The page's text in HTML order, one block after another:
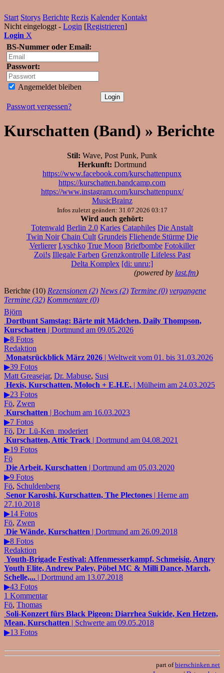
Start Storys Berichte Rezis Kalender Kontakt
Nicht eingeloggt - Login [Registrieren]
Login X
BS-Nummer oder Email:
Passwort:
Angemeldet bleiben
Passwort vergessen?
Kurschatten (Band) » Berichte
Stil: Wave, Post Punk, Punk
Herkunft: Dortmund
https://www.facebook.com/kurschattenpunx
https://kurschatten.bandcamp.com
https://www.instagram.com/kurschattenpunx/
MusicBrainz
Infos zuletzt geändert: 31.07.2026 03:17
Wird auch gehört:
Totenwald Berlin 2.0 Karies Cataphiles Die Anstalt
Twin Noir Chain Cult Grundeis Fliehende Stürme Die
Verlierer Lyschko True Moon Briefbombe Fotokiller
Zoi!s Illegale Farben Grenzkontrolle Lifeless Past
Delta Komplex [di: unru:]
(powered by last.fm)
Berichte (10) Rezensionen (2) News (2) Termine (0) vergangene
Termine (32) Kommentare (0)
Björn
Dortbunt Samstag: Bärte mit Mädchen, Daily Thompson,
Kurschatten | Dortmund am 09.05.2026
▶8 Fotos
Redaktion
Monatsrückblick März 2026 | Weltweit vom 01. bis 31.03.2026
▶39 Fotos
Matt Greasejar, Dr. Mabuse, Susi
Hexis, Kurschatten, Moloch + E.H.E. | Mülheim am 24.03.2025
▶23 Fotos
Fö, Zwen
Kurschatten | Bochum am 16.03.2023
▶7 Fotos
Fö, Dr_Lü-Ken_moderiert
Kurschatten, Attic Track | Dortmund am 04.08.2021
▶19 Fotos
Fö
Die Arbeit, Kurschatten | Dortmund am 05.03.2020
▶9 Fotos
Fö, Schuldenberg
Senor Karoshi, Kurschatten, The Plectones | Herne am
27.10.2018
▶14 Fotos
Fö, Zwen
Die Wände, Kurschatten | Dortmund am 26.09.2018
▶8 Fotos
Redaktion
Youth-Brigade Festival: Affenmesserkampf, Schmeisig, Angry
Youth Elite, Andrew Paley, Pöbel MC & Milli Dance, March,
Schelle,... | Dortmund am 13.07.2018
▶43 Fotos
1 Kommentar
Fö, Thomas
Soli-Konzert fürs Black Pigeon: Diarrhea Suicide, Ken Hetzen,
Mean, Kurschatten | Schwerte am 09.05.2018
▶13 Fotos
part ofbierschinken.net